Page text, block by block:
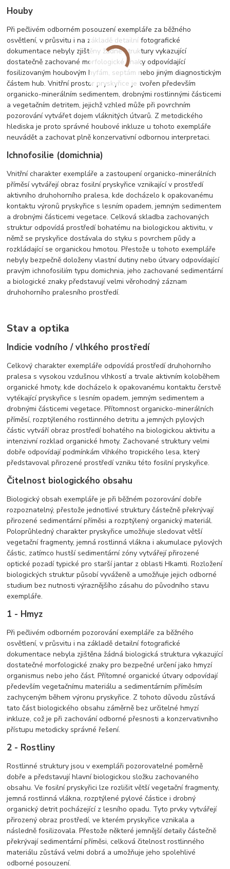
Houby
Při pečlivém odborném posouzení exempláře za běžného
osvětlení, v průsvitu i na základě detailní fotografické
dokumentace nebyly zjištěny žádné struktury vykazující
dostatečně zachované morfologické znaky odpovídající
fosilizovaným houbovým hyfám, septám nebo jiným diagnostickým
částem hub. Vnitřní prostor pryskyřice je tvořen především
organicko-minerálním sedimentem, drobnými rostlinnými částicemi
a vegetačním detritem, jejichž vzhled může při povrchním
pozorování vytvářet dojem vláknitých útvarů. Z metodického
hlediska je proto správné houbové inkluze u tohoto exempláře
neuvádět a zachovat plně konzervativní odbornou interpretaci.
Ichnofosilie (domichnia)
Vnitřní charakter exempláře a zastoupení organicko-minerálních
příměsí vytvářejí obraz fosilní pryskyřice vznikající v prostředí
aktivního druhohorního pralesa, kde docházelo k opakovanému
kontaktu výronů pryskyřice s lesním opadem, jemným sedimentem
a drobnými částicemi vegetace. Celková skladba zachovaných
struktur odpovídá prostředí bohatému na biologickou aktivitu, v
němž se pryskyřice dostávala do styku s povrchem půdy a
rozkládající se organickou hmotou. Přestože u tohoto exempláře
nebyly bezpečně doloženy vlastní dutiny nebo útvary odpovídající
pravým ichnofosiliím typu domichnia, jeho zachované sedimentární
a biologické znaky představují velmi věrohodný záznam
druhohorního pralesního prostředí.
Stav a optika
Indicie vodního / vlhkého prostředí
Celkový charakter exempláře odpovídá prostředí druhohorního
pralesa s vysokou vzdušnou vlhkostí a trvale aktivním koloběhem
organické hmoty, kde docházelo k opakovanému kontaktu čerstvě
vytékající pryskyřice s lesním opadem, jemným sedimentem a
drobnými částicemi vegetace. Přítomnost organicko-minerálních
příměsí, rozptýleného rostlinného detritu a jemných pylových
částic vytváří obraz prostředí bohatého na biologickou aktivitu a
intenzivní rozklad organické hmoty. Zachované struktury velmi
dobře odpovídají podmínkám vlhkého tropického lesa, který
představoval přirozené prostředí vzniku této fosilní pryskyřice.
Čitelnost biologického obsahu
Biologický obsah exempláře je při běžném pozorování dobře
rozpoznatelný, přestože jednotlivé struktury částečně překrývají
přirozené sedimentární příměsi a rozptýlený organický materiál.
Poloprůhledný charakter pryskyřice umožňuje sledovat větší
vegetační fragmenty, jemná rostlinná vlákna i akumulace pylových
částic, zatímco hustší sedimentární zóny vytvářejí přirozené
optické pozadí typické pro starší jantar z oblasti Hkamti. Rozložení
biologických struktur působí vyváženě a umožňuje jejich odborné
studium bez nutnosti výraznějšího zásahu do původního stavu
exempláře.
1 - Hmyz
Při pečlivém odborném pozorování exempláře za běžného
osvětlení, v průsvitu i na základě detailní fotografické
dokumentace nebyla zjištěna žádná biologická struktura vykazující
dostatečné morfologické znaky pro bezpečné určení jako hmyzí
organismus nebo jeho část. Přítomné organické útvary odpovídají
především vegetačnímu materiálu a sedimentárním příměsím
zachyceným během výronu pryskyřice. Z tohoto důvodu zůstává
tato část biologického obsahu záměrně bez určitelné hmyzí
inkluze, což je při zachování odborné přesnosti a konzervativního
přístupu metodicky správné řešení.
2 - Rostliny
Rostlinné struktury jsou v exempláři pozorovatelné poměrně
dobře a představují hlavní biologickou složku zachovaného
obsahu. Ve fosilní pryskyřici lze rozlišit větší vegetační fragmenty,
jemná rostlinná vlákna, rozptýlené pylové částice i drobný
organický detrit pocházející z lesního opadu. Tyto prvky vytvářejí
přirozený obraz prostředí, ve kterém pryskyřice vznikala a
následně fosilizovala. Přestože některé jemnější detaily částečně
překrývají sedimentární příměsi, celková čitelnost rostlinného
materiálu zůstává velmi dobrá a umožňuje jeho spolehlivé
odborné posouzení.